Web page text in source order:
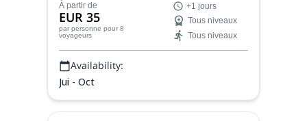
d'animaux locaux. Venez le découvrir avec
Fabrice, un accompagnateur en montagne
local certifié UIMLA.
À partir de
EUR 35
par personne pour 8
voyageurs
+1 jours
Tous niveaux
Tous niveaux
Availability:
Jui - Oct